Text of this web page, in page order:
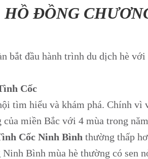
ĐỒNG
bắt đầu hành trình du dịch hè
Cốc
tìm hiểu và khám phá. Chính vì
miền Bắc với 4 mùa trong
Cốc Ninh Bình thường thấp
Bình mùa hè thường có sen